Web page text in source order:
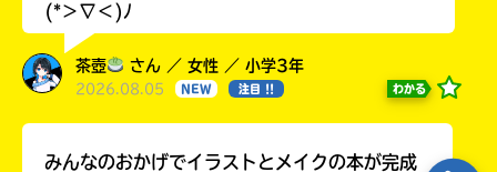
(*＞∇＜)ﾉ
茶壺 さん ／ 女性 ／ 小学3年
2026.08.05 NEW 注目 !! わかる
みんなのおかげでイラストとメイクの本が完成